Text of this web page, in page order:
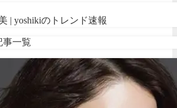
| yoshikiのトレンド速報
事一覧